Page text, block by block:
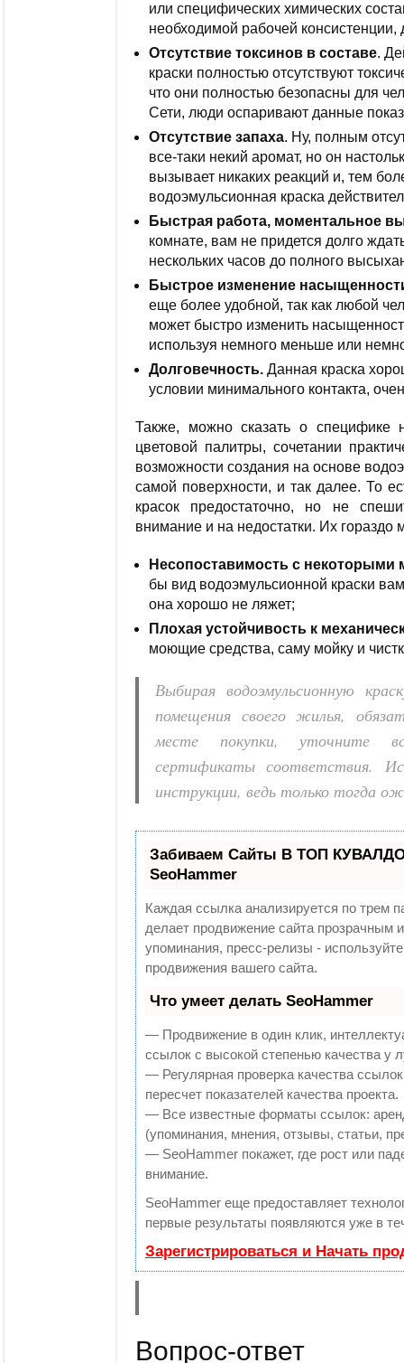
или специфических химических
необходимой рабочей консистенции,
Отсутствие токсинов в составе.
краски полностью отсутствуют
что они полностью безопасны для
Сети, люди оспаривают данные
Отсутствие запаха. Ну, полным
все-таки некий аромат, но он
вызывает никаких реакций и, тем
водоэмульсионная краска
Быстрая работа, моментальное
комнате, вам не придется долго
нескольких часов до полного
Быстрое изменение
еще более удобной, так как любой
может быстро изменить
используя немного меньше или
Долговечность. Данная краска
условии минимального контакта,
Также, можно сказать о специфике
цветовой палитры, сочетании
возможности создания на основе
самой поверхности, и так далее. То
красок предостаточно, но не
внимание и на недостатки. Их
Несопоставимость с некоторыми
бы вид водоэмульсионной краски
она хорошо не ляжет;
Плохая устойчивость к
моющие средства, саму мойку и
Выбирая водоэмульсионную
помещения своего жилья,
месте покупки, уточните
сертификаты соответствия.
инструкции, ведь только тогда
Забиваем Сайты В ТОП
SeoHammer
Каждая ссылка анализируется по трем
делает продвижение сайта прозрачным
упоминания, пресс-релизы -
продвижения вашего сайта.
Что умеет делать SeoHammer
— Продвижение в один клик,
ссылок с высокой степенью качества у
— Регулярная проверка качества
пересчет показателей качества проекта.
— Все известные форматы ссылок:
(упоминания, мнения, отзывы, статьи,
— SeoHammer покажет, где рост или
внимание.
SeoHammer еще предоставляет
первые результаты появляются уже в
Зарегистрироваться и Начать
Вопрос-ответ